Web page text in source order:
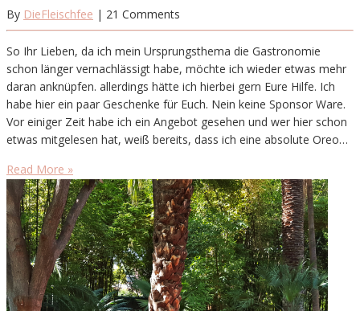
By DieFleischfee | 21 Comments
So Ihr Lieben, da ich mein Ursprungsthema die Gastronomie
schon länger vernachlässigt habe, möchte ich wieder etwas mehr
daran anknüpfen. allerdings hätte ich hierbei gern Eure Hilfe. Ich
habe hier ein paar Geschenke für Euch. Nein keine Sponsor Ware.
Vor einiger Zeit habe ich ein Angebot gesehen und wer hier schon
etwas mitgelesen hat, weiß bereits, dass ich eine absolute Oreo…
Read More »